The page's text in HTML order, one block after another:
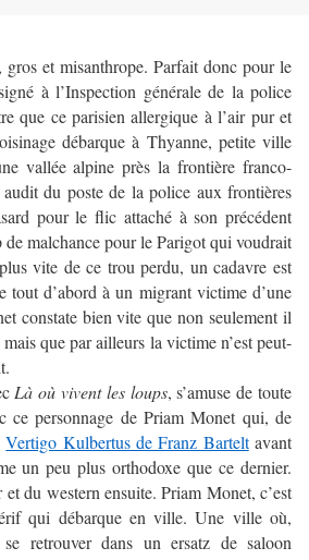
et misanthrope. Parfait donc pour le
à l’Inspection générale de la police
que ce parisien allergique à l’air pur et
débarque à Thyanne, petite ville
vallée alpine près la frontière franco-
du poste de la police aux frontières
pour le flic attaché à son précédent
de malchance pour le Parigot qui voudrait
vite de ce trou perdu, un cadavre est
tout d’abord à un migrant victime d’une
constate bien vite que non seulement il
mais que par ailleurs la victime n’est peut-
Là où vivent les loups, s’amuse de toute
ce personnage de Priam Monet qui, de
Vertigo Kulbertus de Franz Barteltavant
un peu plus orthodoxe que ce dernier.
du western ensuite. Priam Monet, c’est
qui débarque en ville. Une ville où,
retrouver dans un ersatz de saloon